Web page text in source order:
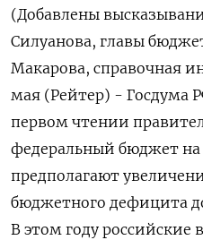
(Добавлены
Силуанова, главы
Макарова, справочная
мая (Рейтер) - Госдума
первом чтении
федеральный бюджет на
предполагают
бюджетного дефицита
В этом году российские